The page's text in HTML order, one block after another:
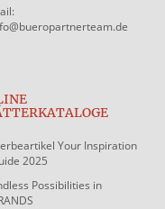
Your Inspiration
2025
Possibilities in